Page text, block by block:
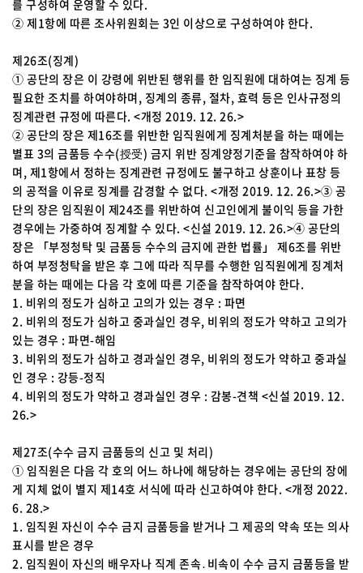
를 구성하여 운영할 수 있다.
② 제1항에 따른 조사위원회는 3인 이상으로 구성하여야 한다.
제26조(징계)
① 공단의 장은 이 강령에 위반된 행위를 한 임직원에 대하여는 징계 등
필요한 조치를 하여야하며, 징계의 종류, 절차, 효력 등은 인사규정의
징계관련 규정에 따른다. <개정 2019. 12. 26.>
② 공단의 장은 제16조를 위반한 임직원에게 징계처분을 하는 때에는
별표 3의 금품등 수수(授受) 금지 위반 징계양정기준을 참작하여야 하
며, 제1항에서 정하는 징계관련 규정에도 불구하고 상훈이나 표창 등
의 공적을 이유로 징계를 감경할 수 없다. <개정 2019. 12. 26.>③ 공
단의 장은 임직원이 제24조를 위반하여 신고인에게 불이익 등을 가한
경우에는 가중하여 징계할 수 있다. <신설 2019. 12. 26.>④ 공단의
장은 「부정청탁 및 금품등 수수의 금지에 관한 법률」 제6조를 위반
하여 부정청탁을 받은 후 그에 따라 직무를 수행한 임직원에게 징계처
분을 하는 때에는 다음 각 호에 따른 기준을 참작하여야 한다.
1. 비위의 정도가 심하고 고의가 있는 경우 : 파면
2. 비위의 정도가 심하고 중과실인 경우, 비위의 정도가 약하고 고의가
있는 경우 : 파면-해임
3. 비위의 정도가 심하고 경과실인 경우, 비위의 정도가 약하고 중과실
인 경우 : 강등-정직
4. 비위의 정도가 약하고 경과실인 경우 : 감봉-견책 <신설 2019. 12.
26.>
제27조(수수 금지 금품등의 신고 및 처리)
① 임직원은 다음 각 호의 어느 하나에 해당하는 경우에는 공단의 장에
게 지체 없이 별지 제14호 서식에 따라 신고하여야 한다. <개정 2022.
6. 28.>
1. 임직원 자신이 수수 금지 금품등을 받거나 그 제공의 약속 또는 의사
표시를 받은 경우
2. 임직원이 자신의 배우자나 직계 존속․비속이 수수 금지 금품등을 받